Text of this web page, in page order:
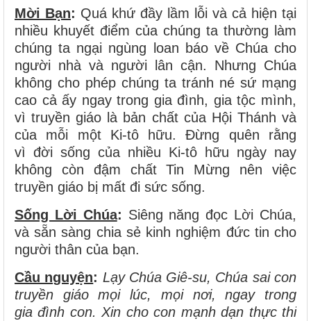
Mời Bạn: Quá khứ đầy lầm lỗi và cả hiện tại
nhiều khuyết điểm của chúng ta thường làm
chúng ta ngại ngùng loan báo về Chúa cho
người nhà và người lân cận. Nhưng Chúa
không cho phép chúng ta tránh né sứ mạng
cao cả ấy ngay trong gia đình, gia tộc mình,
vì truyền giáo là bản chất của Hội Thánh và
của mỗi một Ki-tô hữu. Đừng quên rằng
vì đời sống của nhiều Ki-tô hữu ngày nay
không còn đậm chất Tin Mừng nên việc
truyền giáo bị mất đi sức sống.
Sống Lời Chúa: Siêng năng đọc Lời Chúa,
và sẵn sàng chia sẻ kinh nghiệm đức tin cho
người thân của bạn.
Cầu nguyện: Lạy Chúa Giê-su, Chúa sai con
truyền giáo mọi lúc, mọi nơi, ngay trong
gia đình con. Xin cho con mạnh dạn thực thi